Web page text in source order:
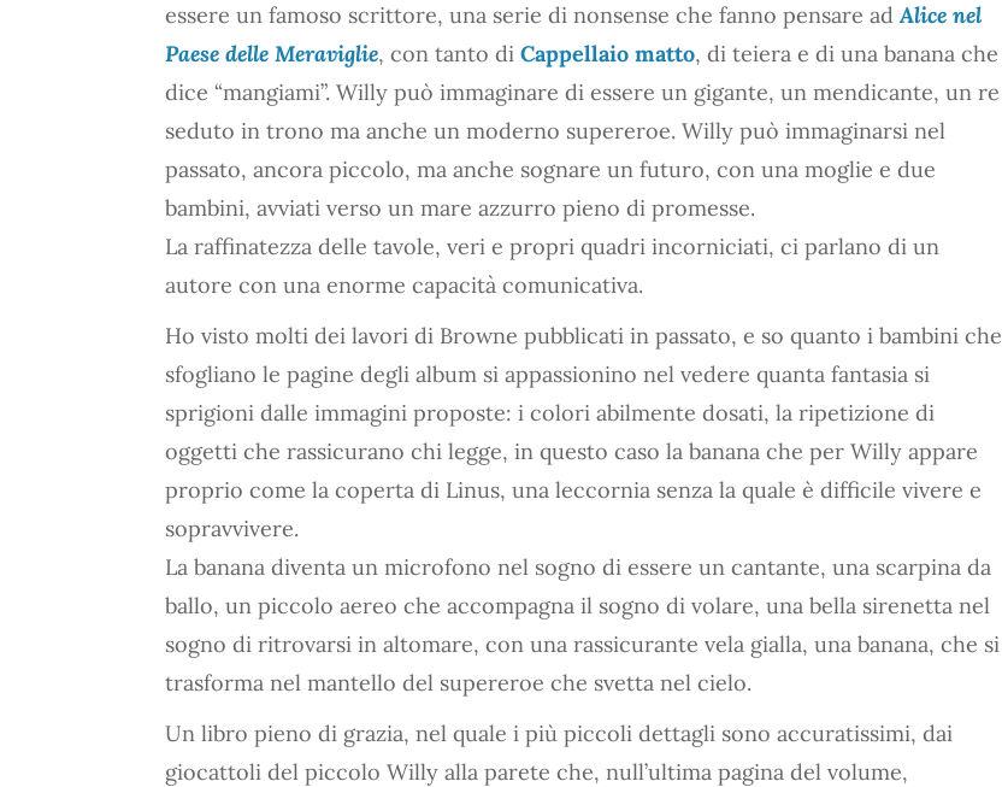
essere un famoso scrittore, una serie di nonsense che fanno pensare adAlice nel
Paese delle Meraviglie, con tanto di Cappellaio matto, di teiera e di una banana che
dice “mangiami”. Willy può immaginare di essere un gigante, un mendicante, un re
seduto in trono ma anche un moderno supereroe. Willy può immaginarsi nel
passato, ancora piccolo, ma anche sognare un futuro, con una moglie e due
bambini, avviati verso un mare azzurro pieno di promesse.
La raffinatezza delle tavole, veri e propri quadri incorniciati, ci parlano di un
autore con una enorme capacità comunicativa.
Ho visto molti dei lavori di Browne pubblicati in passato, e so quanto i bambini che
sfogliano le pagine degli album si appassionino nel vedere quanta fantasia si
sprigioni dalle immagini proposte: i colori abilmente dosati, la ripetizione di
oggetti che rassicurano chi legge, in questo caso la banana che per Willy appare
proprio come la coperta di Linus, una leccornia senza la quale è difficile vivere e
sopravvivere.
La banana diventa un microfono nel sogno di essere un cantante, una scarpina da
ballo, un piccolo aereo che accompagna il sogno di volare, una bella sirenetta nel
sogno di ritrovarsi in altomare, con una rassicurante vela gialla, una banana, che si
trasforma nel mantello del supereroe che svetta nel cielo.
Un libro pieno di grazia, nel quale i più piccoli dettagli sono accuratissimi, dai
giocattoli del piccolo Willy alla parete che, null’ultima pagina del volume,